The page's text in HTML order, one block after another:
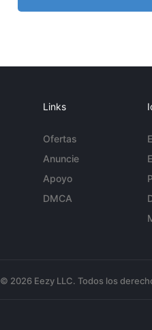
Links
Ofertas
Anuncie
Apoyo
DMCA
© 2026 Eezy LLC. Todos los